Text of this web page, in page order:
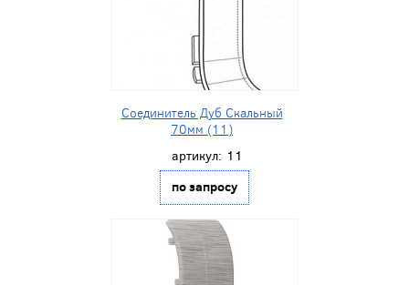
Соединитель Дуб Скальный
70мм (11)
артикул: 11
по запросу